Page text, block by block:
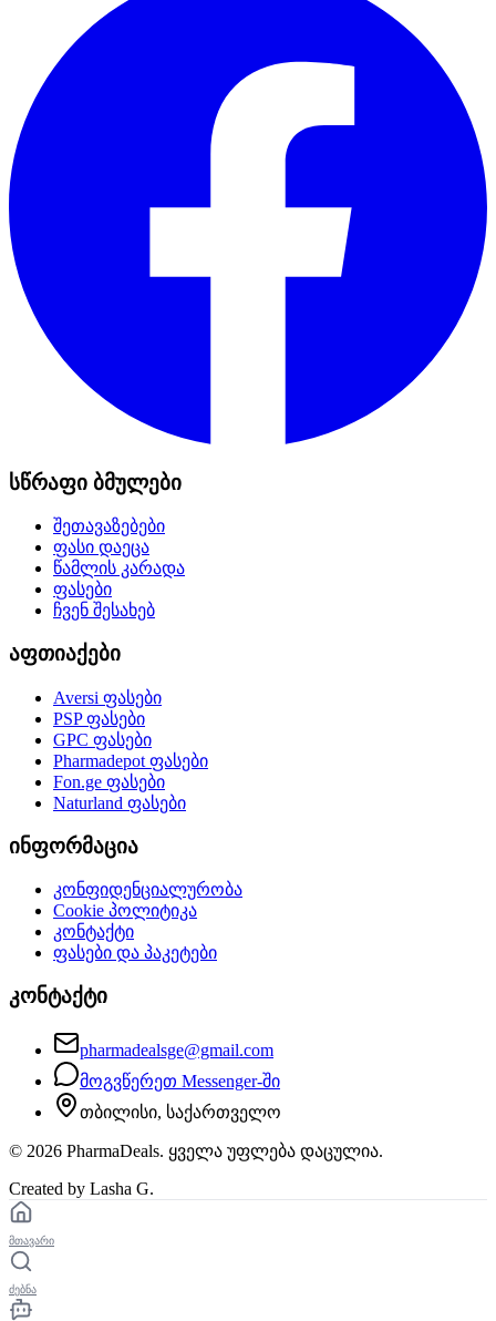
სწრაფი ბმულები
შეთავაზებები
ფასი დაეცა
წამლის კარადა
ფასები
ჩვენ შესახებ
აფთიაქები
Aversi ფასები
PSPფასები
GPC ფასები
Pharmadepot ფასები
Fon.ge ფასები
Naturland ფასები
ინფორმაცია
კონფიდენციალურობა
Cookie პოლიტიკა
კონტაქტი
ფასები და პაკეტები
კონტაქტი
pharmadealsge@gmail.com
მოგვწერეთ Messenger-ში
თბილისი, საქართველო
© 2026 PharmaDeals. ყველა უფლება დაცულია.
Created by Lasha G.
მთავარი
ძებნა